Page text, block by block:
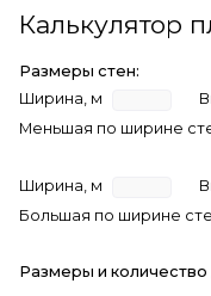
Калькулятор
Размеры стен:
Ширина, м
Меньшая по ширине
Ширина, м
Большая по ширине
Размеры и